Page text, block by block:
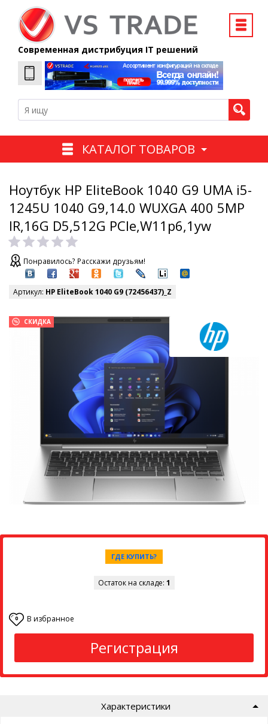
Современная дистрибуция IT решений
КАТАЛОГ ТОВАРОВ
Ноутбук HP EliteBook 1040 G9 UMA i5-
1245U 1040 G9,14.0 WUXGA 400 5MP
IR,16G D5,512G PCIe,W11p6,1yw
Понравилось? Расскажи друзьям!
Артикул: HP EliteBook 1040 G9 (72456437)_Z
СКИДКА
ГДЕ КУПИТЬ?
Остаток на складе: 1
0 В избранное
Регистрация
Характеристики